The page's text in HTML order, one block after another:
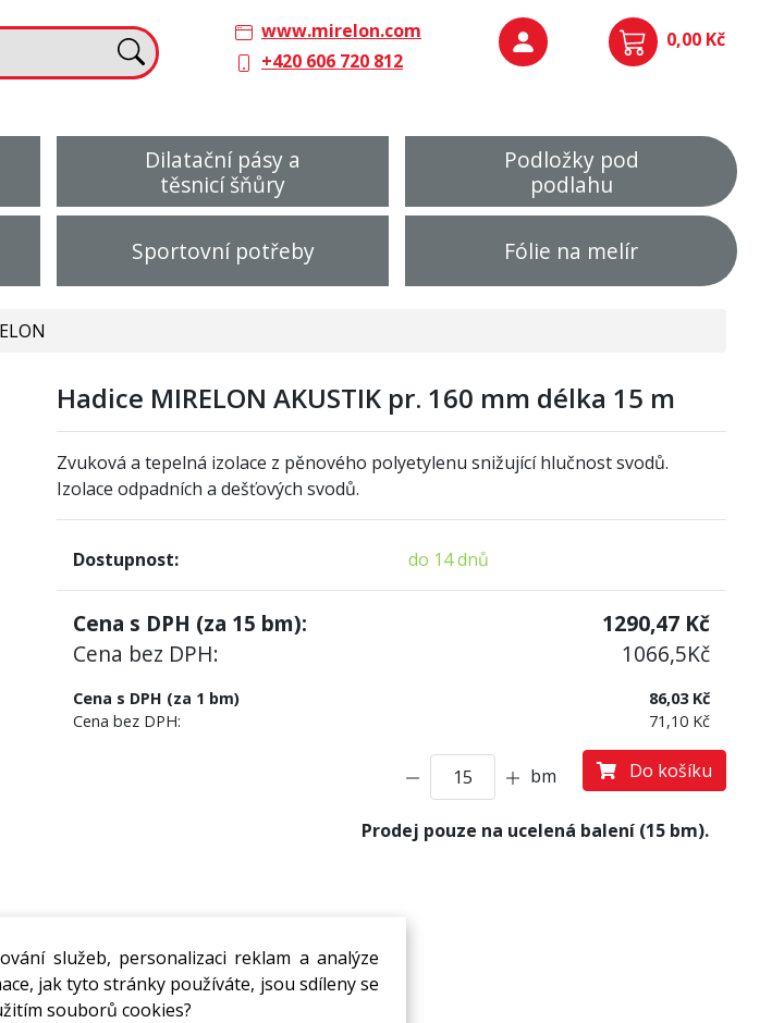
služeb, personalizaci reklam a analýze
jak tyto stránky používáte, jsou sdíleny se
souborů cookies?
www.mirelon.com
+420 606 720 812
0,00 Kč
Dilatační pásy a
těsnicí šňůry
Podložky pod
podlahu
Sportovní potřeby Fólie na melír
Hadice MIRELON AKUSTIK pr. 160 mm délka 15 m
Zvuková a tepelná izolace z pěnového polyetylenu snižující hlučnost svodů.
Izolace odpadních a dešťových svodů.
Dostupnost: do 14 dnů
Cena s DPH (za 15 bm): 1290,47 Kč
Cena bez DPH:
1066,5Kč
Cena s DPH (za 1 bm)
86,03 Kč
Cena bez DPH:
71,10 Kč
bm Do košíku
Prodej pouze na ucelená balení (15 bm).